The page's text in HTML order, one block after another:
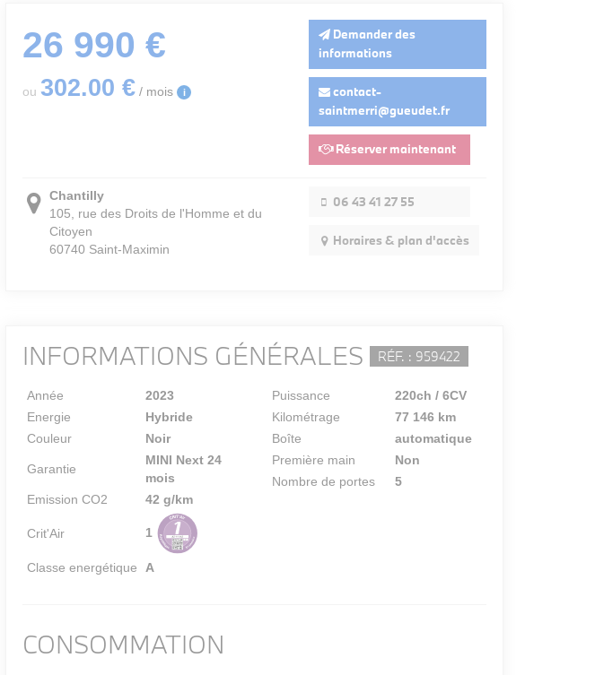
26 990 €
ou 302.00 € / mois i
Demander des
informations
contact-
saintmerri@gueudet.fr
Réserver maintenant
Chantilly
105, rue des Droits de l'Homme et du
Citoyen
60740 Saint-Maximin
06 43 41 27 55
Horaires & plan d'accès
INFORMATIONS GÉNÉRALES RÉF. : 959422
Année
2023
Energie
Hybride
Couleur
Noir
Garantie
MINI Next 24
mois
Emission CO2
42 g/km
Crit'Air 1
Classe energétique A
Puissance
220ch / 6CV
Kilométrage
77 146 km
Boîte
automatique
Première main
Non
Nombre de portes
5
CONSOMMATION